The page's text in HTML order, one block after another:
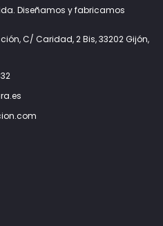
Diseñamos y fabricamos
C/ Caridad, 2 Bis, 33202 Gijón,